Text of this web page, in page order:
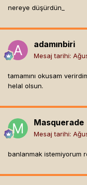
nereye düşürdün_
adamınbiri
Mesaj tarihi:
tamamını okusam
helal olsun.
Masquerade
Mesaj tarihi:
banlanmak istemiyorum